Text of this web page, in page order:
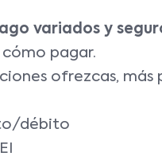
variados y
pagar.
ofrezcas,
débito